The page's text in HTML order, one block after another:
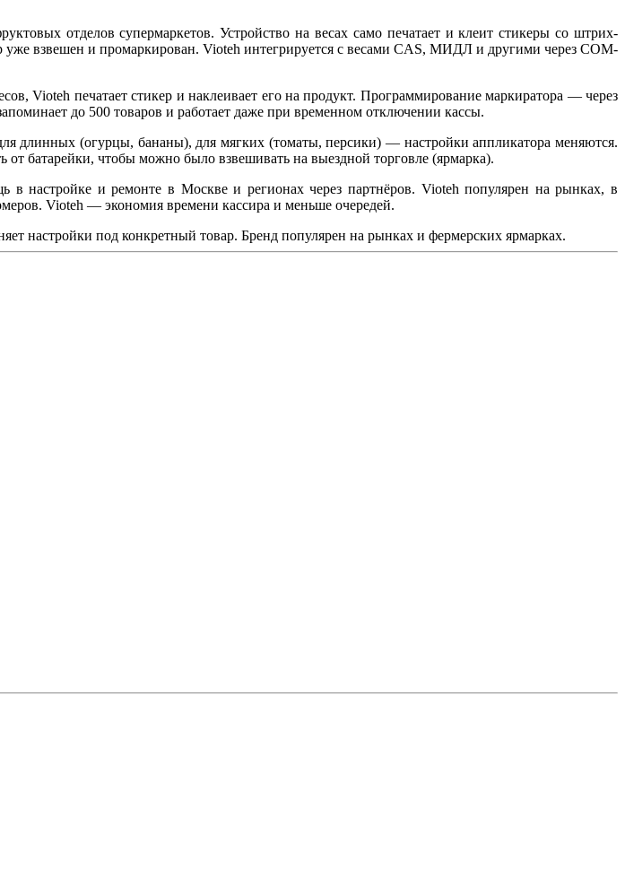
отделов супермаркетов. Устройство на весах само печатает и клеит стикеры со штрих-
взвешен и промаркирован. Vioteh интегрируется с весами CAS, МИДЛ и другими через COM-
Vioteh печатает стикер и наклеивает его на продукт. Программирование маркиратора — через
до 500 товаров и работает даже при временном отключении кассы.
длинных (огурцы, бананы), для мягких (томаты, персики) — настройки аппликатора меняются.
батарейки, чтобы можно было взвешивать на выездной торговле (ярмарка).
настройке и ремонте в Москве и регионах через партнёров. Vioteh популярен на рынках, в
Vioteh — экономия времени кассира и меньше очередей.
настройки под конкретный товар. Бренд популярен на рынках и фермерских ярмарках.